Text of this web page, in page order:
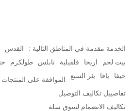
الخدمة مقدمة في المناطق التالية : القدس
بيت لحم
اريحا قلقيلية نابلس طولكرم
حيفا
يافا بئر السبع
الموافقة على المنتجات
تفاصييل تكاليف التوصيل
تكاليف الانضمام لسوق سلة